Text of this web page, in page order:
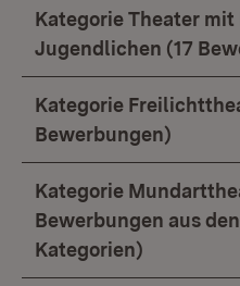
Kategorie Theater mit
Jugendlichen (17
Kategorie
Bewerbungen)
Kategorie
Bewerbungen aus
Kategorien)